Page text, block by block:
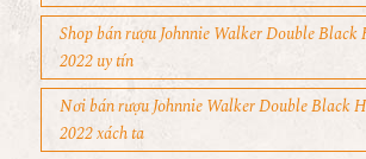
Shop bán rượu Johnnie Walker Double
2022 uy tín
Nơi bán rượu Johnnie Walker Double Black
2022 xách ta